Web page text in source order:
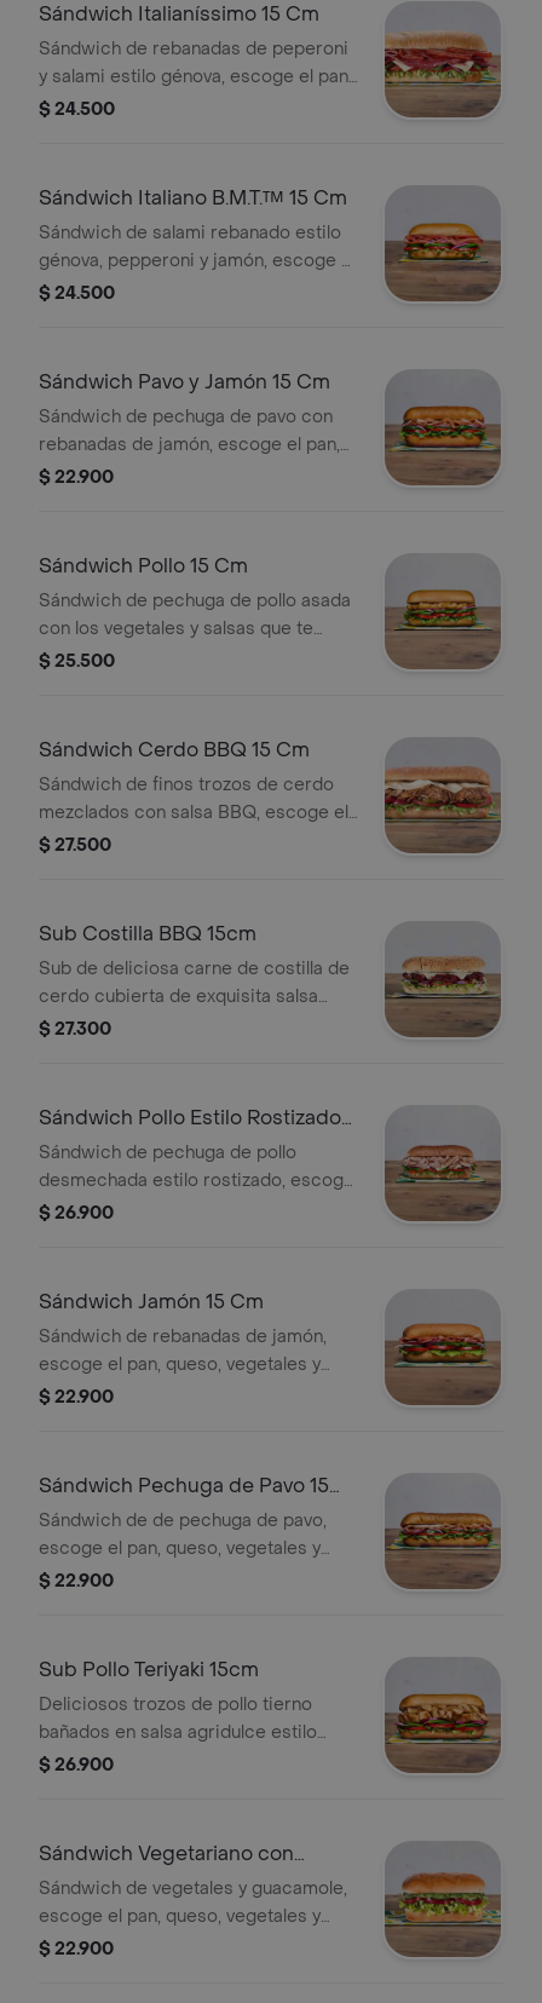
Sándwich Italianíssimo 15 Cm
Sándwich de rebanadas de peperoni
y salami estilo génova, escoge el pan,
queso, vegetales y salsas que
$ 24.500
Sándwich Italiano B.M.T.™ 15 Cm
Sándwich de salami rebanado estilo
génova, pepperoni y jamón, escoge el
pan, queso, vegetales y salsas que
$ 24.500
Sándwich Pavo y Jamón 15 Cm
Sándwich de pechuga de pavo con
rebanadas de jamón, escoge el pan,
queso, vegetales y salsas que
$ 22.900
Sándwich Pollo 15 Cm
Sándwich de pechuga de pollo asada
con los vegetales y salsas que te
encantaran, escoge el pan, queso,
$ 25.500
Sándwich Cerdo BBQ 15 Cm
Sándwich de finos trozos de cerdo
mezclados con salsa BBQ, escoge el
pan, queso, vegetales y salsas que
$ 27.500
Sub Costilla BBQ 15cm
Sub de deliciosa carne de costilla de
cerdo cubierta de exquisita salsa
BBQ. Disfrútalo con los vegetales y
$ 27.300
Sándwich Pollo Estilo Rostizado
15 Cm
Sándwich de pechuga de pollo
desmechada estilo rostizado, escoge
el pan, queso, vegetales y salsas que
$ 26.900
Sándwich Jamón 15 Cm
Sándwich de rebanadas de jamón,
escoge el pan, queso, vegetales y
salsas que prefieras.
$ 22.900
Sándwich Pechuga de Pavo 15
Cm
Sándwich de de pechuga de pavo,
escoge el pan, queso, vegetales y
salsas que prefieras.
$ 22.900
Sub Pollo Teriyaki 15cm
Deliciosos trozos de pollo tierno
bañados en salsa agridulce estilo
teriyaki. Pídelo con tus vegetales
$ 26.900
Sándwich Vegetariano con
Guacamole 15 Cm
Sándwich de vegetales y guacamole,
escoge el pan, queso, vegetales y
salsas que prefieras.
$ 22.900